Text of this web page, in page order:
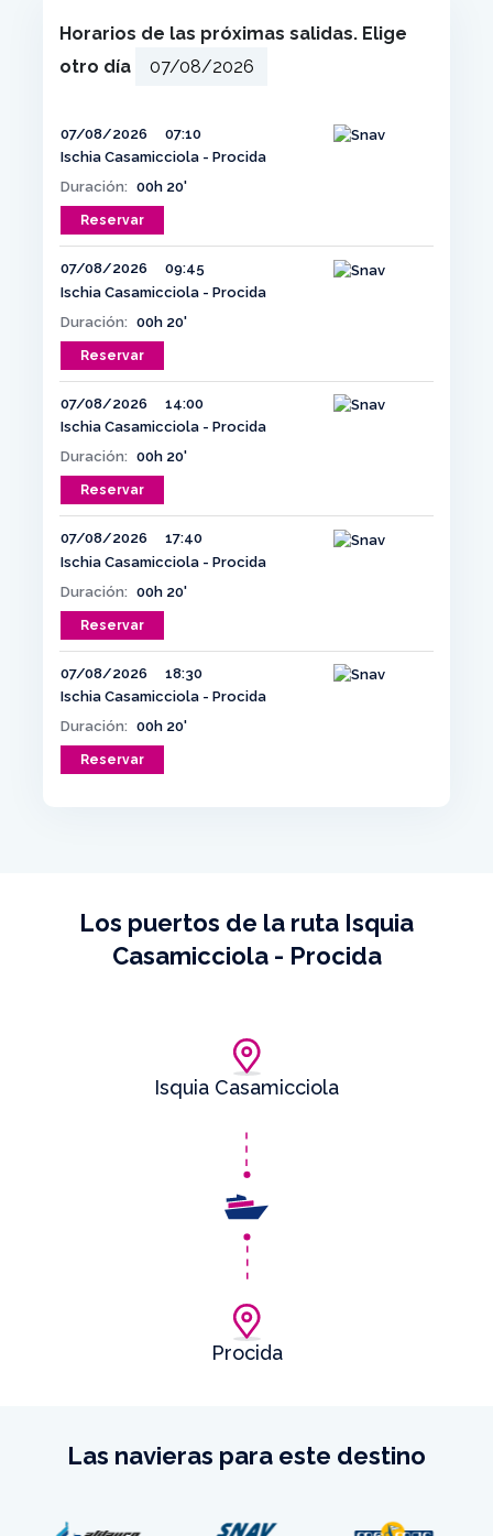
Horarios de las próximas salidas. Elige
otro día
07/08/2026
07:10
Ischia Casamicciola - Procida
Duración: 00h 20'
Reservar
07/08/2026
09:45
Ischia Casamicciola - Procida
Duración: 00h 20'
Reservar
07/08/2026
14:00
Ischia Casamicciola - Procida
Duración: 00h 20'
Reservar
07/08/2026
17:40
Ischia Casamicciola - Procida
Duración: 00h 20'
Reservar
07/08/2026
18:30
Ischia Casamicciola - Procida
Duración: 00h 20'
Reservar
Los puertos de la ruta Isquia
Casamicciola - Procida
Isquia Casamicciola
Procida
Las navieras para este destino